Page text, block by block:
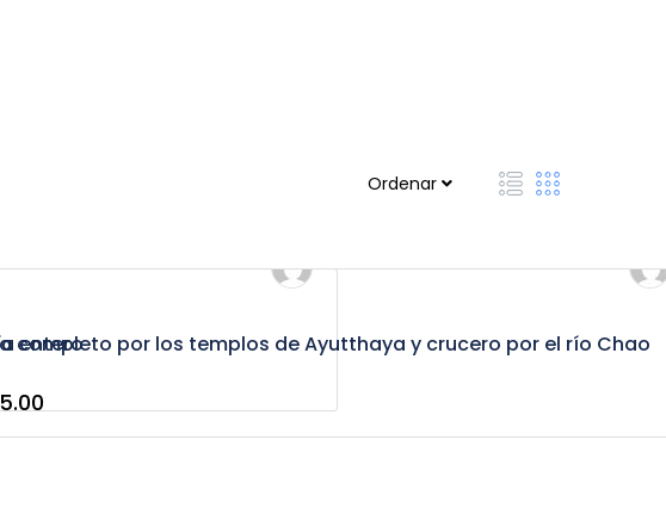
Ordenar
entero
completo por los templos de Ayutthaya y crucero por el río Chao